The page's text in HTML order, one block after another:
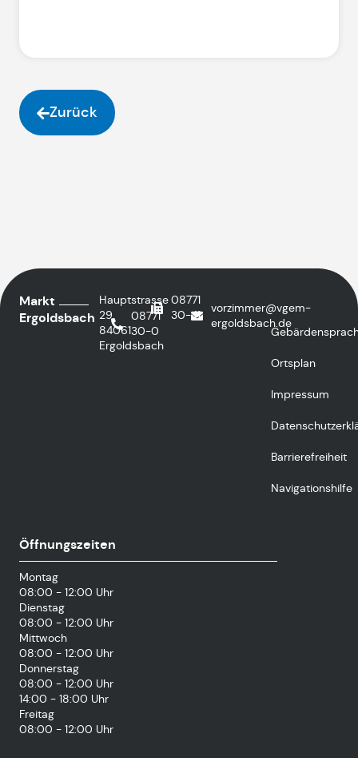
Zurück
Markt
Ergoldsbach
Hauptstrasse
29
84061
Ergoldsbach
08771
30-0
08771
30-41
vorzimmer@vgem-
ergoldsbach.de
Ortsplan
Impressum
Barrierefreiheit
Navigationshilfe
Öffnungszeiten
Montag
08:00 - 12:00 Uhr
Dienstag
08:00 - 12:00 Uhr
Mittwoch
08:00 - 12:00 Uhr
Donnerstag
08:00 - 12:00 Uhr
14:00 - 18:00 Uhr
Freitag
08:00 - 12:00 Uhr